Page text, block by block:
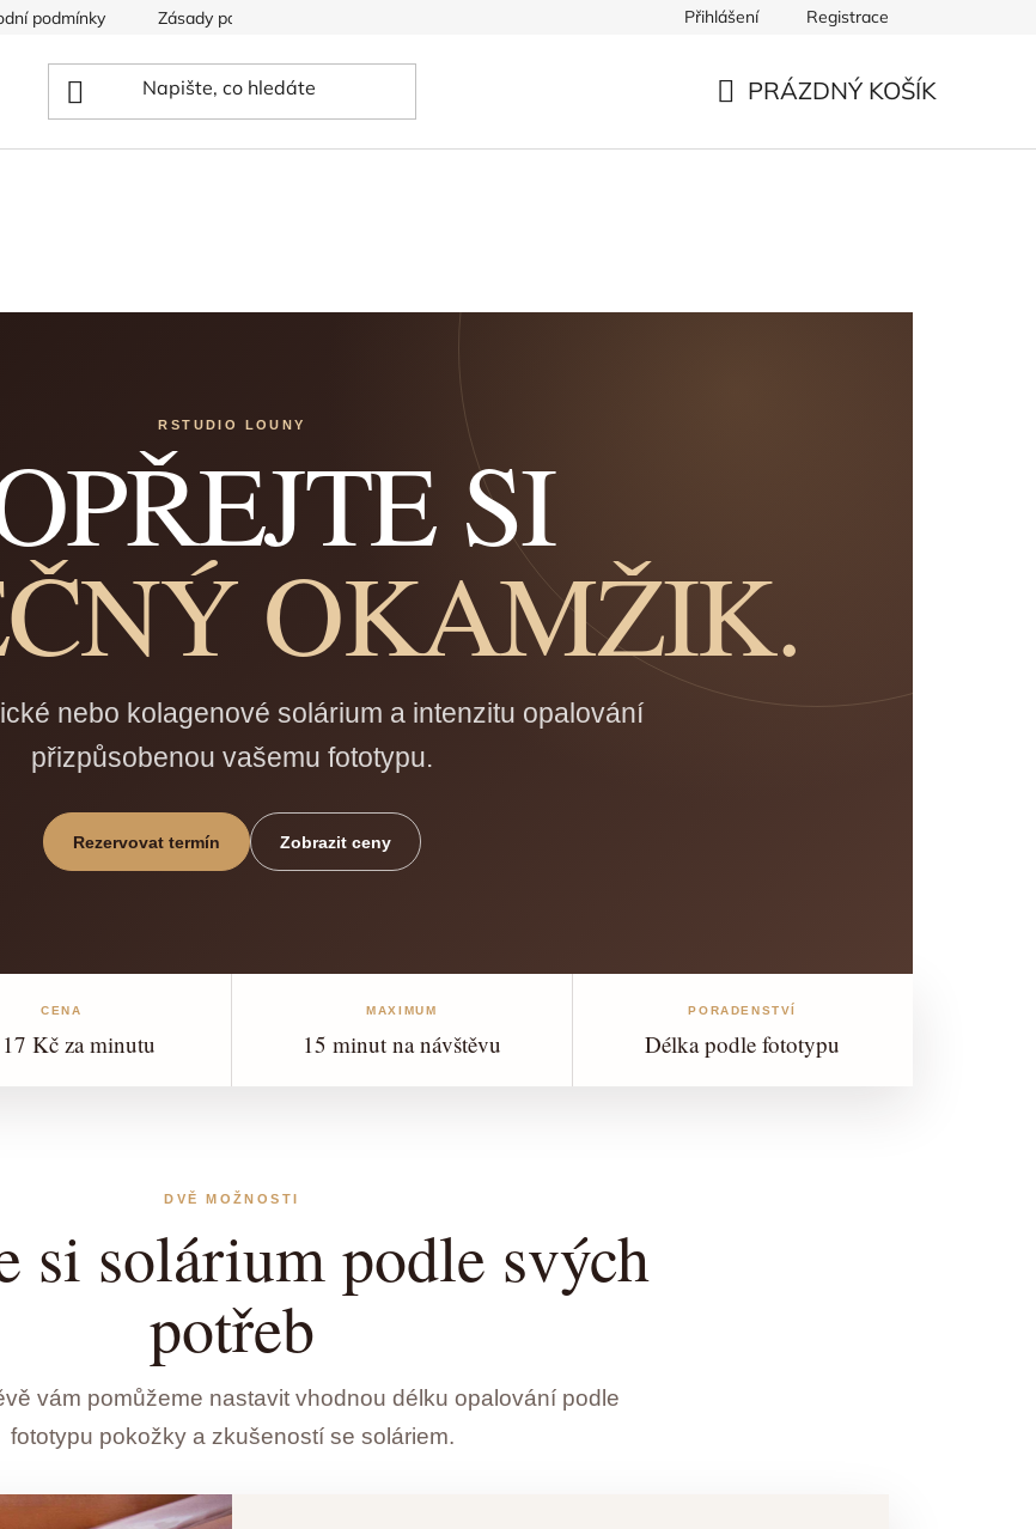
podmínky Zásady používání souborů cookies Přihlášení Registrace
PRÁZDNÝ KOŠÍK
RSTUDIO LOUNY
SI
OKAMŽIK.
nebo kolagenové solárium a intenzitu opalování
přizpůsobenou vašemu fototypu.
Rezervovat termín Zobrazit ceny
CENA
Kč za minutu
MAXIMUM
15 minut na návštěvu
PORADENSTVÍ
Délka podle fototypu
DVĚ MOŽNOSTI
si solárium podle svých
potřeb
vám pomůžeme nastavit vhodnou délku opalování podle
fototypu pokožky a zkušeností se soláriem.